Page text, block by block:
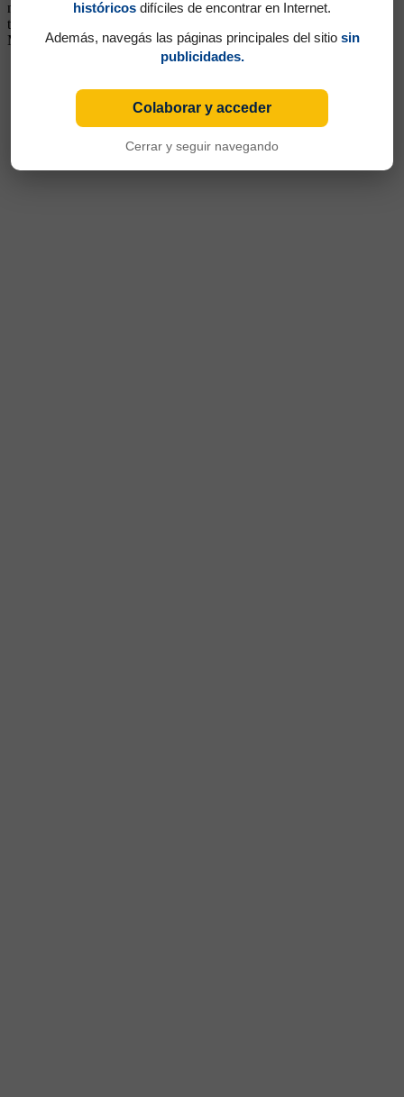
no pudo mostrarse mucho en Primera, ya que enseguida fue
transferido al Borussia Dortmund y más tarde pasó a Olympique de
Marsella
históricos difíciles de encontrar en Internet.
Además, navegás las páginas principales del sitio sin
publicidades.
Colaborar y acceder
Cerrar y seguir navegando